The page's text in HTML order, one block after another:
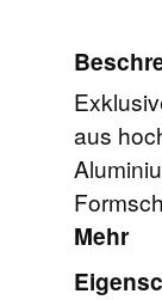
aus
Mehr